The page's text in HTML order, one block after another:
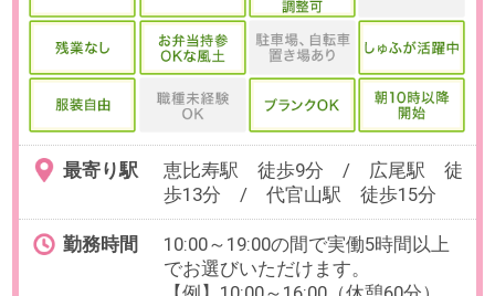
必要経験
【必須】ビジネスメール・チャッ
トでの社内外やり取り経験、見積
書・請求書作成などの数字を扱う
事務経験
OAスキル
【必須】Google Workspace（スプ
レッドシート・スライド等）の基
本操作、基本的なPC入力スキル、
SaaSツール実用経験